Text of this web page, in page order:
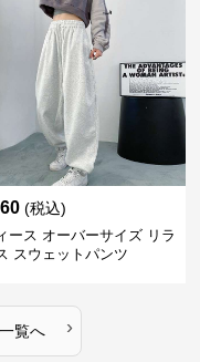
(税込)
ース オーバーサイズ リラ
スウェットパンツ
一覧へ ›